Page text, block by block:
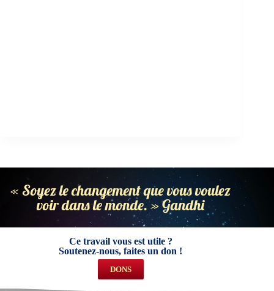
« Soyez le changement que vous voulez
voir dans le monde. » Gandhi
Ce travail vous est utile ?
Soutenez-nous, faites un don !
DONS